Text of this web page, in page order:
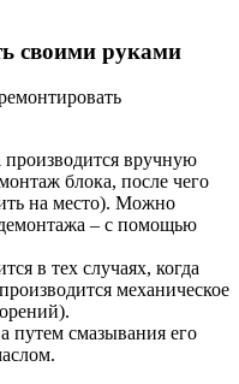
своими руками
производится вручную
блока, после чего
на место). Можно
– с помощью
в тех случаях, когда
механическое
путем смазывания его